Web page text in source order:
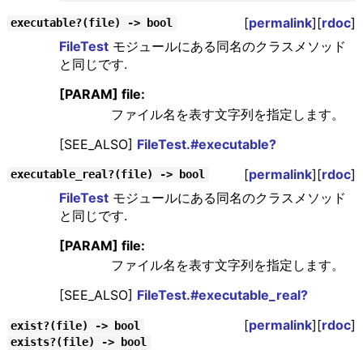
executable?(file) -> bool [permalink][rdoc]
FileTestモジュールにある同名のクラスメソッド
と同じです.
[PARAM] file:
ファイル名を表す文字列を指定します。
[SEE_ALSO] FileTest.#executable?
executable_real?(file) -> bool [permalink][rdoc]
FileTestモジュールにある同名のクラスメソッド
と同じです.
[PARAM] file:
ファイル名を表す文字列を指定します。
[SEE_ALSO] FileTest.#executable_real?
exist?(file) -> bool [permalink][rdoc]
exists?(file) -> bool